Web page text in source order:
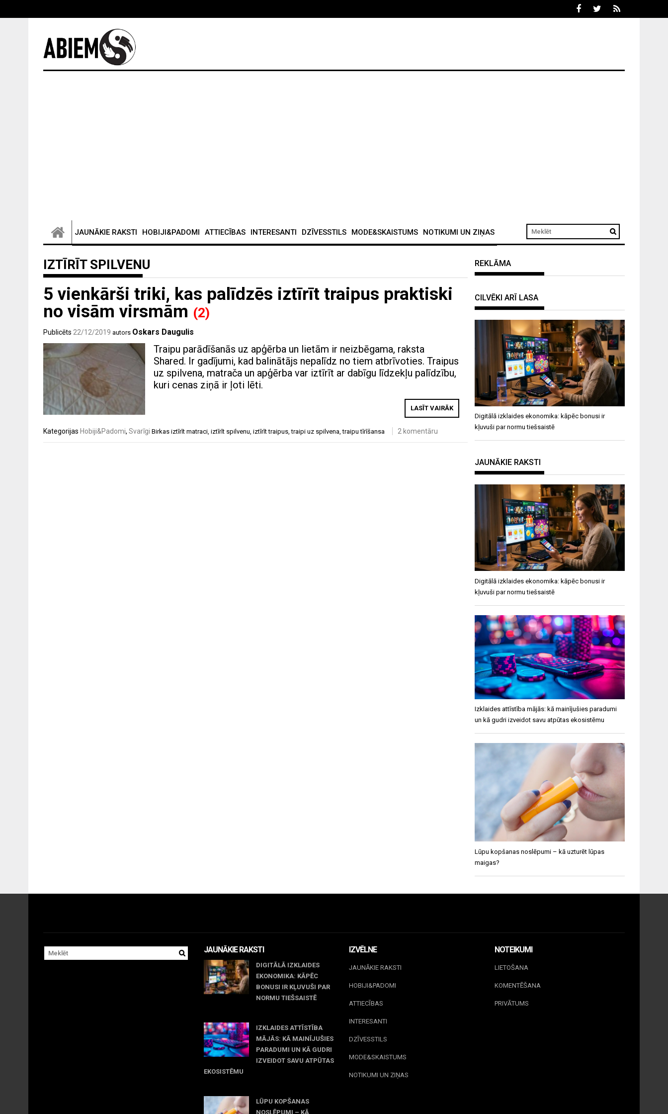
JAUNĀKIE RAKSTI HOBIJI&PADOMI ATTIECĪBAS INTERESANTI DZĪVESSTILS MODE&SKAISTUMS NOTIKUMI UN ZIŅAS
IZTĪRĪT SPILVENU
5 vienkārši triki, kas palīdzēs iztīrīt traipus praktiski
no visām virsmām (2)
Publicēts 22/12/2019 autors Oskars Daugulis
Traipu parādīšanās uz apģērba un lietām ir neizbēgama, raksta
Shared. Ir gadījumi, kad balinātājs nepalīdz no tiem atbrīvoties. Traipus
uz spilvena, matrača un apģērba var iztīrīt ar dabīgu līdzekļu palīdzību,
kuri cenas ziņā ir ļoti lēti.
LASĪT VAIRĀK
Kategorijas Hobiji&Padomi, Svarīgi Birkas iztīrīt matraci, iztīrīt spilvenu, iztīrīt traipus,traipi uz spilvena,traipu tīrīšansa 2 komentāru
REKLĀMA
CILVĒKI ARĪ LASA
Digitālā izklaides ekonomika: kāpēc bonusi ir
kļuvuši par normu tiešsaistē
JAUNĀKIE RAKSTI
Digitālā izklaides ekonomika: kāpēc bonusi ir
kļuvuši par normu tiešsaistē
Izklaides attīstība mājās: kā mainījušies paradumi
un kā gudri izveidot savu atpūtas ekosistēmu
Lūpu kopšanas noslēpumi – kā uzturēt lūpas
maigas?
JAUNĀKIE RAKSTI
DIGITĀLĀ IZKLAIDES
EKONOMIKA: KĀPĒC
BONUSI IR KĻUVUŠI PAR
NORMU TIEŠSAISTĒ
IZKLAIDES ATTĪSTĪBA
MĀJĀS: KĀ MAINĪJUŠIES
PARADUMI UN KĀ GUDRI
IZVEIDOT SAVU ATPŪTAS
EKOSISTĒMU
LŪPU KOPŠANAS
NOSLĒPUMI – KĀ
IZVĒLNE
JAUNĀKIE RAKSTI
HOBIJI&PADOMI
ATTIECĪBAS
INTERESANTI
DZĪVESSTILS
MODE&SKAISTUMS
NOTIKUMI UN ZIŅAS
NOTEIKUMI
LIETOŠANA
KOMENTĒŠANA
PRIVĀTUMS